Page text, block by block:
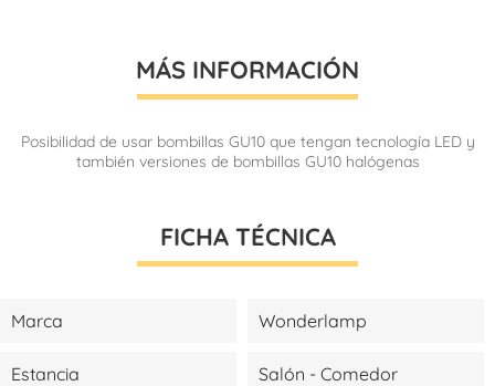
MÁS INFORMACIÓN
Posibilidad de usar bombillas GU10 que tengan tecnología LED y
también versiones de bombillas GU10 halógenas
FICHA TÉCNICA
Marca Wonderlamp
Estancia Salón - Comedor